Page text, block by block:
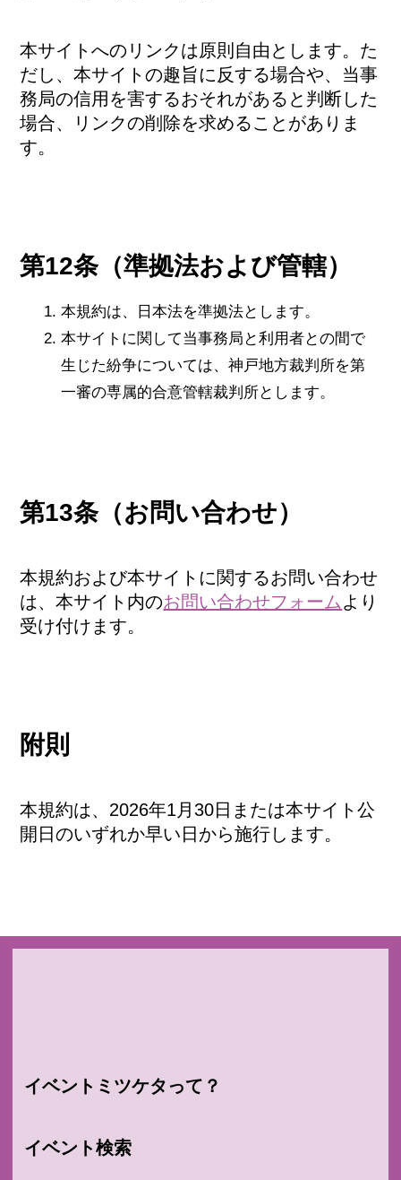
本サイトへのリンクは原則自由とします。た
だし、本サイトの趣旨に反する場合や、当事
務局の信用を害するおそれがあると判断した
場合、リンクの削除を求めることがありま
す。
第12条（準拠法および管轄）
本規約は、日本法を準拠法とします。
本サイトに関して当事務局と利用者との間で
生じた紛争については、神戸地方裁判所を第
一審の専属的合意管轄裁判所とします。
第13条（お問い合わせ）
本規約および本サイトに関するお問い合わせ
は、本サイト内のお問い合わせフォームより
受け付けます。
附則
本規約は、2026年1月30日または本サイト公
開日のいずれか早い日から施行します。
イベントミツケタって？
イベント検索